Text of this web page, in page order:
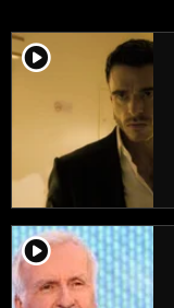
player2
player2